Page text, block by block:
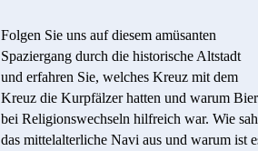
Folgen Sie uns auf diesem amüsanten
Spaziergang durch die historische Altstadt
und erfahren Sie, welches Kreuz mit dem
Kreuz die Kurpfälzer hatten und warum Bier
bei Religionswechseln hilfreich war. Wie sah
das mittelalterliche Navi aus und warum ist